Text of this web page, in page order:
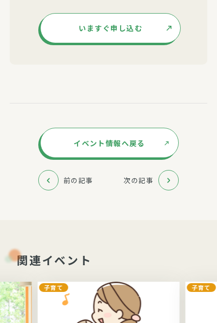
いますぐ申し込む
イベント情報へ戻る
前の記事 次の記事
関連イベント
子育て 子育て